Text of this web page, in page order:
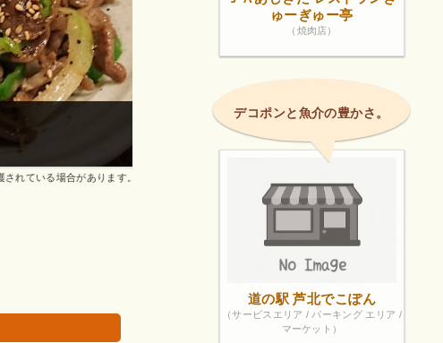
家庭的な味のようでやはりプロの味、熱いものは
ゅーぎゅー亭
（焼肉店）
デコポンと魚介の豊かさ。
道の駅 芦北でこぽん
（サービスエリア / パーキング エリア /
マーケット）